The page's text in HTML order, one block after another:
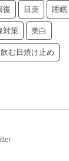
復 目薬 睡眠
対策 美白
飲む日焼け止め